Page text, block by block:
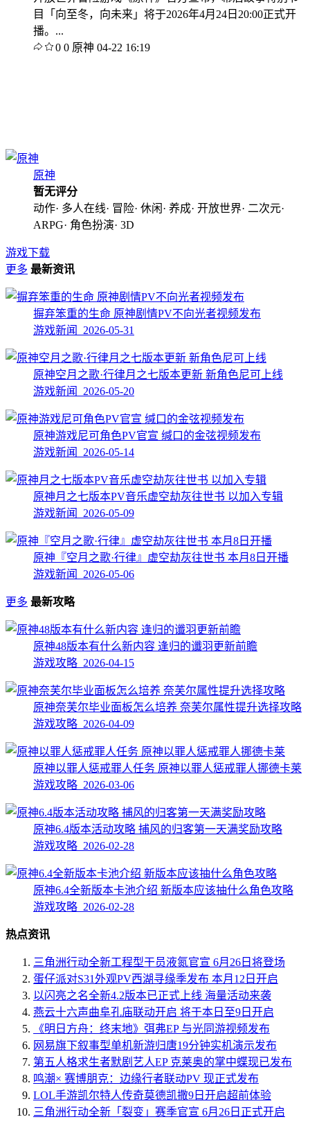
目「向至冬，向未来」将于2026年4月24日20:00正式开
播。...
0 0 原神 04-22 16:19
原神
暂无评分
动作· 多人在线· 冒险· 休闲· 养成· 开放世界· 二次元·
ARPG· 角色扮演· 3D
游戏下载
更多 最新资讯
摒弃笨重的生命 原神剧情PV不向光者视频发布
游戏新闻 2026-05-31
原神空月之歌·行律月之七版本更新 新角色尼可上线
游戏新闻 2026-05-20
原神游戏尼可角色PV官宣 缄口的金弦视频发布
游戏新闻 2026-05-14
原神月之七版本PV音乐虚空劫灰往世书 以加入专辑
游戏新闻 2026-05-09
原神『空月之歌·行律』虚空劫灰往世书 本月8日开播
游戏新闻 2026-05-06
更多 最新攻略
原神48版本有什么新内容 逢归的谶羽更新前瞻
游戏攻略 2026-04-15
原神奈芙尔毕业面板怎么培养 奈芙尔属性提升选择攻略
游戏攻略 2026-04-09
原神以罪人惩戒罪人任务 原神以罪人惩戒罪人挪德卡莱
游戏攻略 2026-03-06
原神6.4版本活动攻略 捕风的归客第一天满奖励攻略
游戏攻略 2026-02-28
原神6.4全新版本卡池介绍 新版本应该抽什么角色攻略
游戏攻略 2026-02-28
热点资讯
三角洲行动全新工程型干员液氮官宣 6月26日将登场
蛋仔派对S31外观PV西湖寻缘季发布 本月12日开启
以闪亮之名全新4.2版本已正式上线 海量活动来袭
燕云十六声曲阜孔庙联动开启 将于本日至9日开启
《明日方舟：终末地》弭弗EP 与光同游视频发布
网易旗下叙事型单机新游归唐19分钟实机演示发布
第五人格求生者默剧艺人EP 克莱奥的掌中蝶现已发布
鸣潮× 赛博朋克：边缘行者联动PV 现正式发布
LOL手游凯尔特人传奇莫德凯撒9日开启超前体验
三角洲行动全新「裂变」赛季官宣 6月26日正式开启